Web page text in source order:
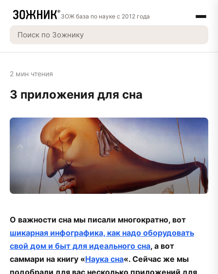
ЗОЖ база по науке с 2012 года
2 мин чтения
3 приложения для сна
О важности сна мы писали многократно, вот
шикарная инфографика, как надо оборудовать
свой дом и быт для идеального сна, а вот
саммари на книгу «Наука сна«. Сейчас же мы
подобрали для вас несколько приложений для